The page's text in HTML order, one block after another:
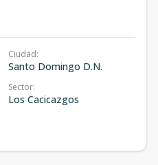
Ciudad:
Santo Domingo D.N.
Sector:
Los Cacicazgos